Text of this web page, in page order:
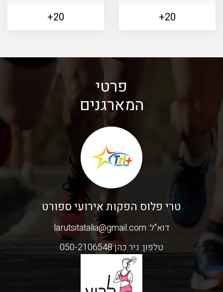
20+
20+
פרטי
המארגנים
טרי פלוס הפקות אירועי ספורט
דוא"ל:larutsitatalia@gmail.com
טלפון: ניר כהן 050-2106548